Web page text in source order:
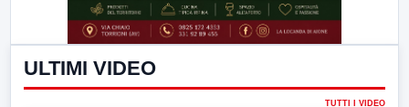
ULTIMI VIDEO
TUTTI I VIDEO